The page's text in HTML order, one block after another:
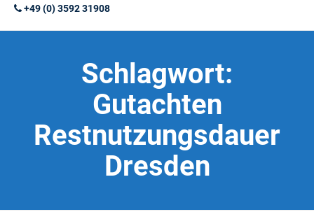
+49 (0) 3592 31908
Schlagwort:
Gutachten
Restnutzungsdauer
Dresden